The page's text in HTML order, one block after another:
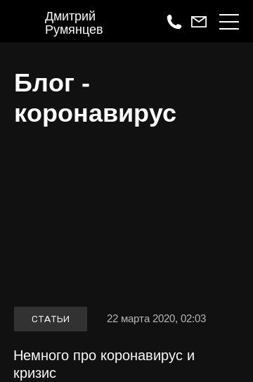
Дмитрий
Румянцев
Блог -
коронавирус
СТАТЬИ 22 марта 2020, 02:03
Немного про коронавирус и
кризис